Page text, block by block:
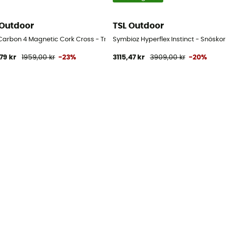
Outdoor
Carbon 4 Magnetic Cork Cross - Trail stavar
kr 1959,00 kr -23%
TSL Outdoor
Symbioz Hyperflex Instinct - Snöskor
3115,47 kr 3909,00 kr -20%